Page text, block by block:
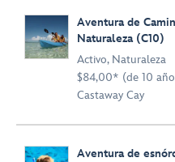
Aventura de
Naturaleza (C10)
Activo, Naturaleza
$84,00* (de 10
Castaway Cay
Aventura de